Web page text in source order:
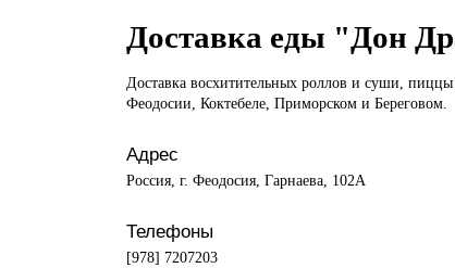
Доставка еды "Дон
Доставка восхитительных роллов и суши, пиццы
Феодосии, Коктебеле, Приморском и Береговом.
Адрес
Россия, г. Феодосия, Гарнаева, 102А
Телефоны
[978] 7207203